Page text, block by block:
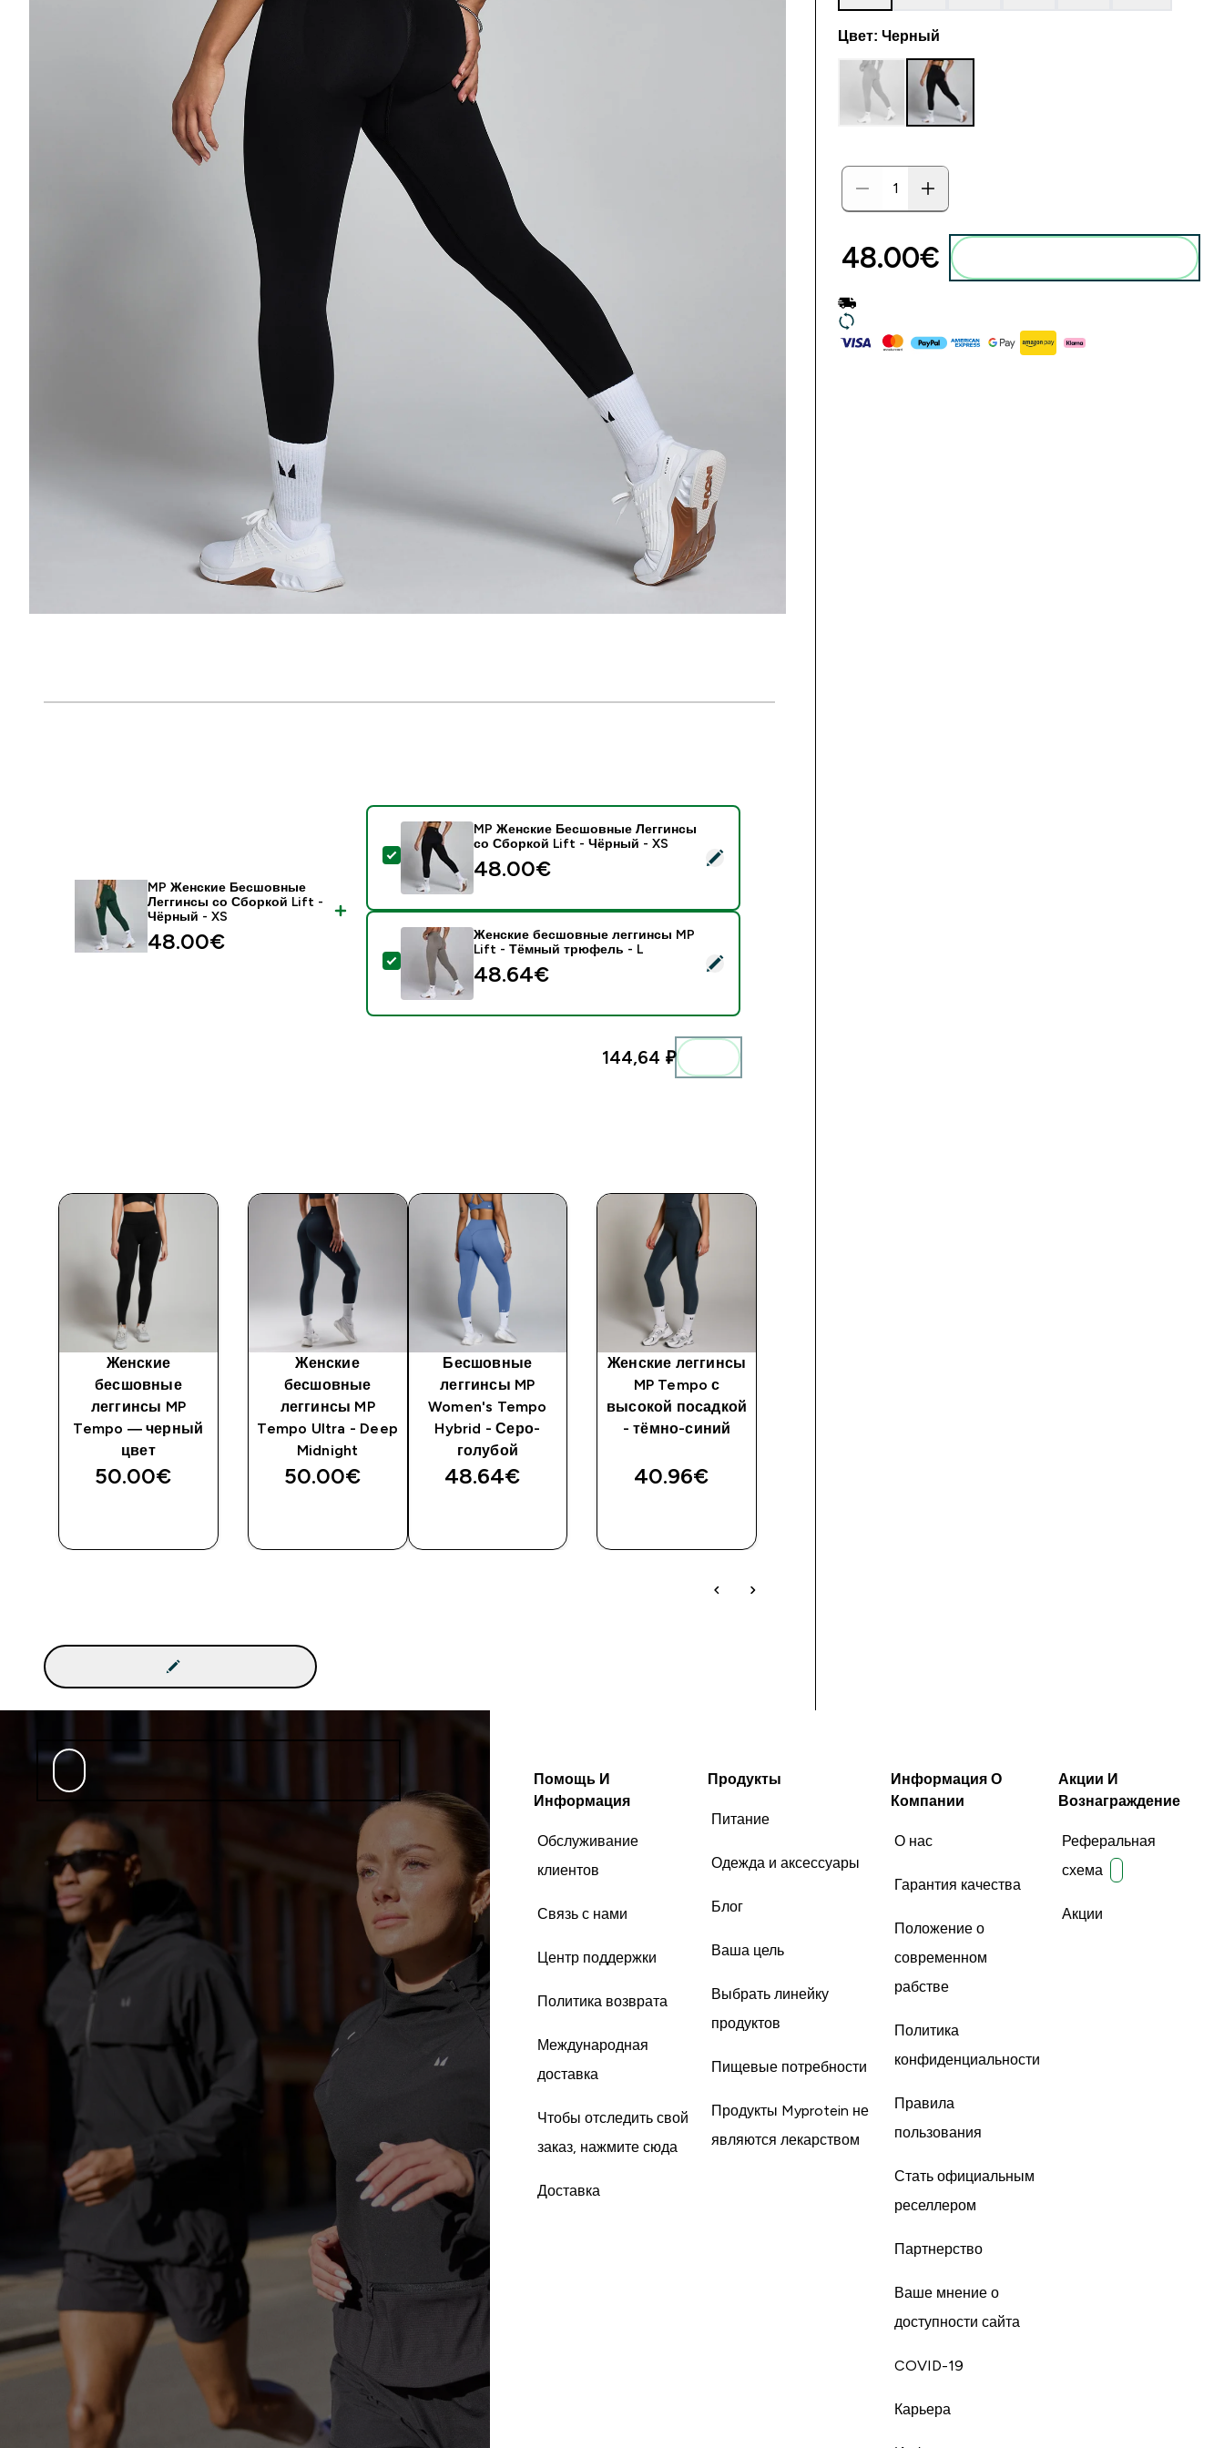
MP Женские Бесшовные
Леггинсы со Сборкой Lift -
Чёрный - XS
48.00€‎
- MP Женские Бесшовные Леггинсы со Сборкой Lift - Чёрный - XS
MP Женские Бесшовные Леггинсы
со Сборкой Lift - Чёрный - XS
48.00€‎
- Женские бесшовные леггинсы MP Lift - Тёмный трюфель - L
Женские бесшовные леггинсы MP
Lift - Тёмный трюфель - L
48.64€‎
144,64 ₽‎
Женские
бесшовные
леггинсы MP
Tempo — черный
цвет
50.00€‎
Женские
бесшовные
леггинсы MP
Tempo Ultra - Deep
Midnight
50.00€‎
Бесшовные
леггинсы MP
Women's Tempo
Hybrid - Серо-
голубой
48.64€‎
Женские леггинсы
MP Tempo с
высокой посадкой
- тёмно-синий
40.96€‎
Цвет: Черный
48.00€‎
Помощь И
Информация
Обслуживание
клиентов
Связь с нами
Центр поддержки
Политика возврата
Международная
доставка
Чтобы отследить свой
заказ, нажмите сюда
Доставка
Продукты
Питание
Одежда и аксессуары
Блог
Ваша цель
Выбрать линейку
продуктов
Пищевые потребности
Продукты Myprotein не
являются лекарством
Информация О
Компании
О нас
Гарантия качества
Положение о
современном
рабстве
Политика
конфиденциальности
Правила
пользования
Стать официальным
реселлером
Партнерство
Ваше мнение о
доступности сайта
COVID-19
Карьера
Акции И
Вознаграждение
Реферальная
схема
Акции